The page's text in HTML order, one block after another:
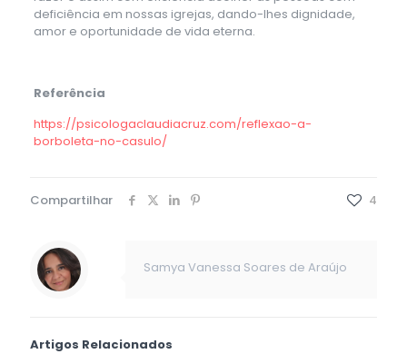
deficiência em nossas igrejas, dando-lhes dignidade,
amor e oportunidade de vida eterna.
Referência
https://psicologaclaudiacruz.com/reflexao-a-
borboleta-no-casulo/
Compartilhar 4
Samya Vanessa Soares de Araújo
Artigos Relacionados